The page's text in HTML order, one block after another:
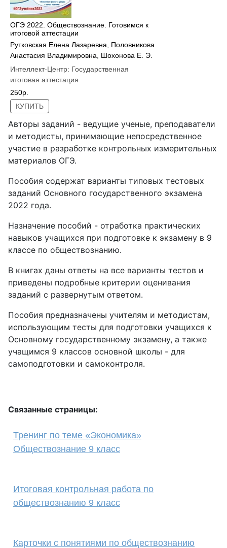
ОГЭ 2022. Обществознание. Готовимся к
итоговой аттестации
Рутковская Елена Лазаревна, Половникова
Анастасия Владимировна, Шохонова Е. Э.
Интеллект-Центр: Государственная
итоговая аттестация
250р.
КУПИТЬ
Авторы заданий - ведущие ученые, преподаватели
и методисты, принимающие непосредственное
участие в разработке контрольных измерительных
материалов ОГЭ.
Пособия содержат варианты типовых тестовых
заданий Основного государственного экзамена
2022 года.
Назначение пособий - отработка практических
навыков учащихся при подготовке к экзамену в 9
классе по обществознанию.
В книгах даны ответы на все варианты тестов и
приведены подробные критерии оценивания
заданий с развернутым ответом.
Пособия предназначены учителям и методистам,
использующим тесты для подготовки учащихся к
Основному государственному экзамену, а также
учащимся 9 классов основной школы - для
самоподготовки и самоконтроля.
Связанные страницы:
Тренинг по теме «Экономика»
Обществознание 9 класс
Итоговая контрольная работа по
обществознанию 9 класс
Карточки с понятиями по обществознанию